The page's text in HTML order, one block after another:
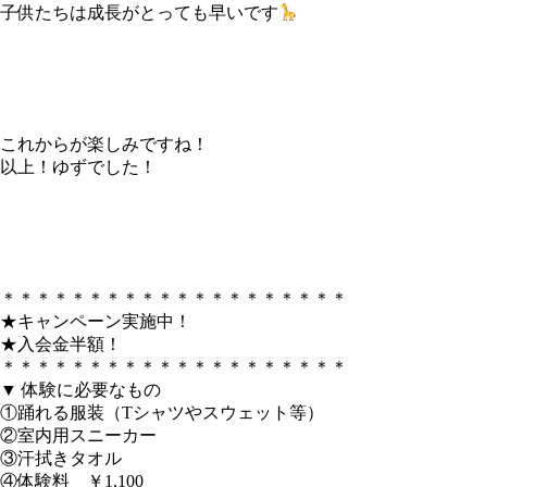
子供たちは成長がとっても早いです
これからが楽しみですね！
以上！ゆずでした！
＊＊＊＊＊＊＊＊＊＊＊＊＊＊＊＊＊＊＊＊
★キャンペーン実施中！
★入会金半額！
＊＊＊＊＊＊＊＊＊＊＊＊＊＊＊＊＊＊＊＊
▼ 体験に必要なもの
①踊れる服装（Tシャツやスウェット等）
②室内用スニーカー
③汗拭きタオル
④体験料 ￥1,100